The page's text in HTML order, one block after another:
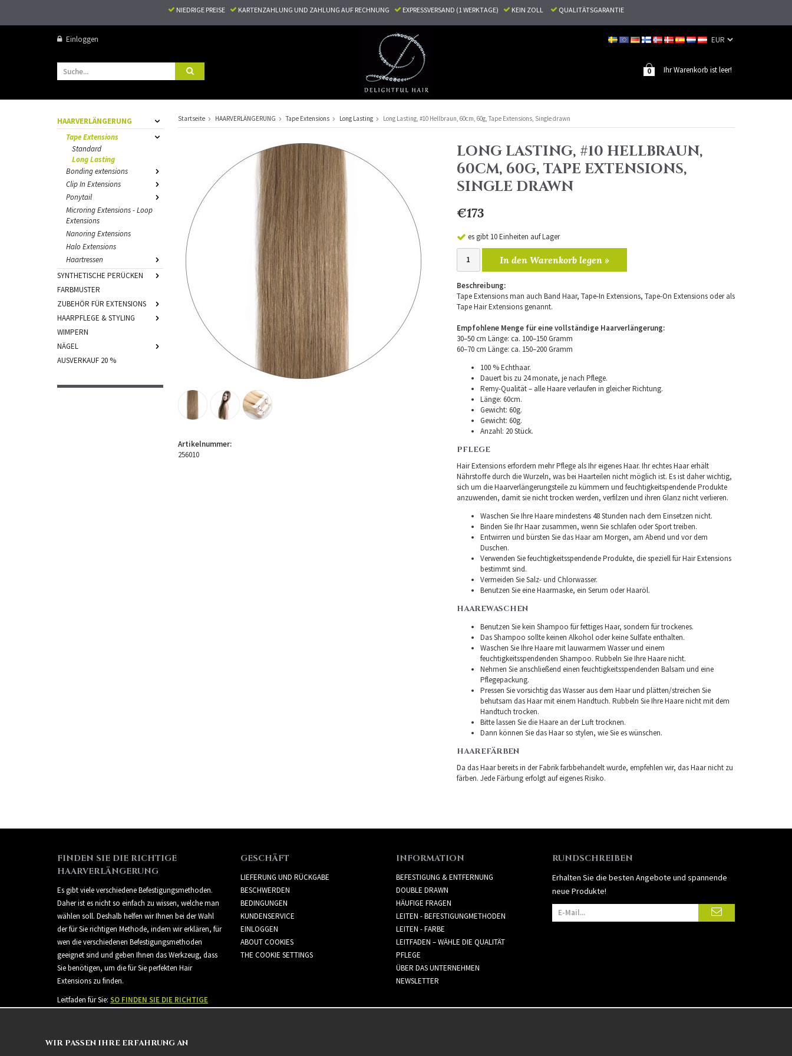
NIEDRIGE PREISE KARTENZAHLUNG UND ZAHLUNG AUF RECHNUNG EXPRESSVERSAND (1 WERKTAGE) KEIN ZOLL QUALITÄTSGARANTIE
Einloggen
Ihr Warenkorb ist leer!
0
HAARVERLÄNGERUNG
Tape Extensions
Standard
Long Lasting
Bonding extensions
Clip In Extensions
Ponytail
Microring Extensions - Loop
Extensions
Nanoring Extensions
Halo Extensions
Haartressen
SYNTHETISCHE PERÜCKEN
FARBMUSTER
ZUBEHÖR FÜR EXTENSIONS
HAARPFLEGE & STYLING
WIMPERN
NÄGEL
AUSVERKAUF 20 %
Startseite HAARVERLÄNGERUNG Tape Extensions Long Lasting Long Lasting, #10 Hellbraun, 60cm, 60g, Tape Extensions, Single drawn
LONG LASTING, #10 HELLBRAUN,
60CM, 60G, TAPE EXTENSIONS,
SINGLE DRAWN
€173
es gibt 10 Einheiten auf Lager
In den Warenkorb legen »
Beschreibung:
Tape Extensions man auch Band Haar, Tape-In Extensions, Tape-On Extensions oder als
Tape Hair Extensions genannt.
Empfohlene Menge für eine vollständige Haarverlängerung:
30–50 cm Länge: ca. 100–150 Gramm
60–70 cm Länge: ca. 150–200 Gramm
100 % Echthaar.
Dauert bis zu 24 monate, je nach Pflege.
Remy-Qualität – alle Haare verlaufen in gleicher Richtung.
Länge: 60cm.
Gewicht: 60g.
Gewicht: 60g.
Anzahl: 20 Stück.
PFLEGE
Hair Extensions erfordern mehr Pflege als Ihr eigenes Haar. Ihr echtes Haar erhält
Nährstoffe durch die Wurzeln, was bei Haarteilen nicht möglich ist. Es ist daher wichtig,
sich um die Haarverlängerungsteile zu kümmern und feuchtigkeitspendende Produkte
anzuwenden, damit sie nicht trocken werden, verfilzen und ihren Glanz nicht verlieren.
Waschen Sie Ihre Haare mindestens 48 Stunden nach dem Einsetzen nicht.
Binden Sie Ihr Haar zusammen, wenn Sie schlafen oder Sport treiben.
Entwirren und bürsten Sie das Haar am Morgen, am Abend und vor dem
Duschen.
Verwenden Sie feuchtigkeitsspendende Produkte, die speziell für Hair Extensions
bestimmt sind.
Vermeiden Sie Salz- und Chlorwasser.
Benutzen Sie eine Haarmaske, ein Serum oder Haaröl.
HAAREWASCHEN
Benutzen Sie kein Shampoo für fettiges Haar, sondern für trockenes.
Das Shampoo sollte keinen Alkohol oder keine Sulfate enthalten.
Waschen Sie Ihre Haare mit lauwarmem Wasser und einem
feuchtigkeitsspendenden Shampoo. Rubbeln Sie Ihre Haare nicht.
Nehmen Sie anschließend einen feuchtigkeitsspendenden Balsam und eine
Pflegepackung.
Pressen Sie vorsichtig das Wasser aus dem Haar und plätten/streichen Sie
behutsam das Haar mit einem Handtuch. Rubbeln Sie Ihre Haare nicht mit dem
Handtuch trocken.
Bitte lassen Sie die Haare an der Luft trocknen.
Dann können Sie das Haar so stylen, wie Sie es wünschen.
HAAREFÄRBEN
Da das Haar bereits in der Fabrik farbbehandelt wurde, empfehlen wir, das Haar nicht zu
färben. Jede Färbung erfolgt auf eigenes Risiko.
Artikelnummer:
256010
FINDEN SIE DIE RICHTIGE
HAARVERLÄNGERUNG
Es gibt viele verschiedene Befestigungsmethoden.
Daher ist es nicht so einfach zu wissen, welche man
wählen soll. Deshalb helfen wir Ihnen bei der Wahl
der für Sie richtigen Methode, indem wir erklären, für
wen die verschiedenen Befestigungsmethoden
geeignet sind und geben Ihnen das Werkzeug, dass
Sie benötigen, um die für Sie perfekten Hair
Extensions zu finden.
Leitfaden für Sie: SO FINDEN SIE DIE RICHTIGE
GESCHÄFT
LIEFERUNG UND RÜCKGABE
BESCHWERDEN
BEDINGUNGEN
KUNDENSERVICE
EINLOGGEN
ABOUT COOKIES
THE COOKIE SETTINGS
INFORMATION
BEFESTIGUNG & ENTFERNUNG
DOUBLE DRAWN
HÄUFIGE FRAGEN
LEITEN - BEFESTIGUNGMETHODEN
LEITEN - FARBE
LEITFADEN – WÄHLE DIE QUALITÄT
PFLEGE
ÜBER DAS UNTERNEHMEN
NEWSLETTER
RUNDSCHREIBEN
Erhalten Sie die besten Angebote und spannende
neue Produkte!
WIR PASSEN IHRE ERFAHRUNG AN